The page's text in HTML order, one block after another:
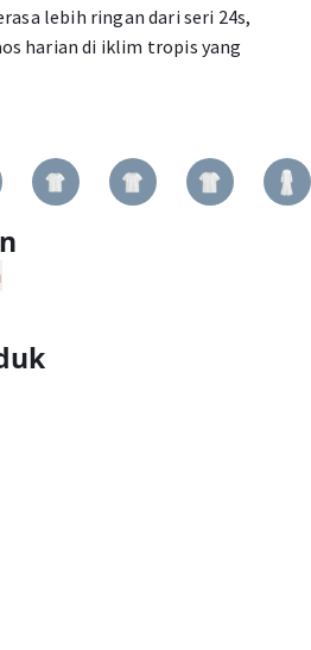
lebih ringan dari seri 24s,
harian di iklim tropis yang